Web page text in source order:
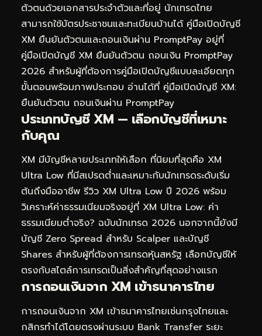
ตัวตนด้วยเอกสารประจำตัวและที่อยู่ นักเทรดไทย
สามารถใช้บัตรประชาชนและทะเบียนบ้านได้ คู่มือเปิดบัญชี
XM ยืนยันตัวตนและถอนเงินผ่าน PromptPay อยู่ที่
คู่มือเปิดบัญชี XM ยืนยันตัวตน ถอนเงิน PromptPay
2026 สำหรับผู้ที่ต้องการคู่มือเปิดบัญชีแบบละเอียดทุก
ขั้นตอนพร้อมภาพประกอบ อ่านได้ที่ คู่มือเปิดบัญชี XM:
ยืนยันตัวตน ถอนเงินผ่าน PromptPay
ประเภทบัญชี XM — เลือกบัญชีที่เหมาะ
กับคุณ
XM มีบัญชีหลายประเภทให้เลือก ที่นิยมที่สุดคือ XM
Ultra Low ที่มีสเปรดต่ำและเหมาะกับนักเทรดระดับเริ่ม
ต้นถึงมืออาชีพ รีวิว XM Ultra Low ปี 2026 พร้อม
วิเคราะห์ค่าธรรมเนียมจริงอยู่ที่ XM Ultra Low: ค่า
ธรรมเนียมต่ำจริง? ฉบับนักเทรด 2026 นอกจากนี้ยังมี
บัญชี Zero Spread สำหรับ Scalper และบัญชี
Shares สำหรับผู้ที่ต้องการเทรดหุ้นสหรัฐ เลือกบัญชีให้
ตรงกับสไตล์การเทรดเป็นสิ่งสำคัญที่สุดอย่างแรก
การถอนเงินจาก XM เข้าธนาคารไทย
การถอนเงินจาก XM เข้าธนาคารไทยเช่นกรุงไทยและ
กสิกรทำได้โดยตรงผ่านระบบ Bank Transfer ระยะ